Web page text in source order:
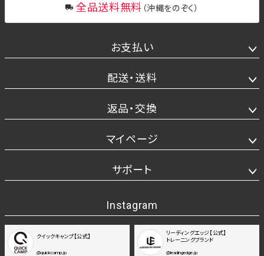
全品送料無料 （沖縄をのぞく）
お支払い
配送・送料
返品・交換
マイページ
サポート
Instagram
クイックキャンプ【公式】
@quickcamp.jp
リーディングエッジ【公式】
トレーニングブランド
@leadingedge.jp